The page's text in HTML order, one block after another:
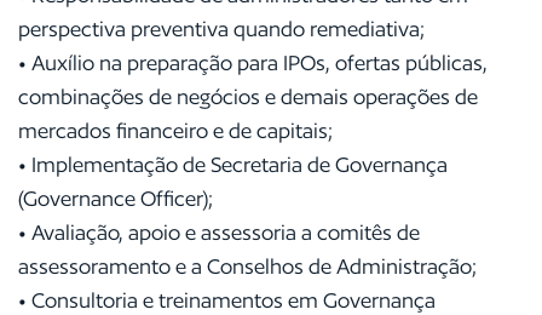
perspectiva preventiva quando remediativa;
• Auxílio na preparação para IPOs, ofertas públicas,
combinações de negócios e demais operações de
mercados financeiro e de capitais;
• Implementação de Secretaria de Governança
(Governance Officer);
• Avaliação, apoio e assessoria a comitês de
assessoramento e a Conselhos de Administração;
• Consultoria e treinamentos em Governança